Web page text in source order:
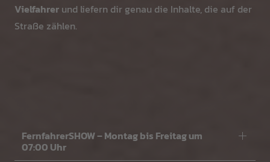
Vielfahrer und liefern dir genau die Inhalte, die auf der
Straße zählen.
FernfahrerSHOW – Montag bis Freitag um
07:00 Uhr